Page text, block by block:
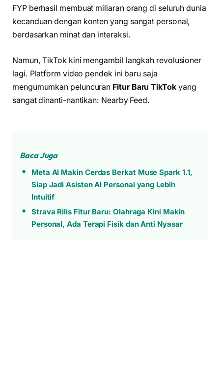
FYP berhasil membuat miliaran orang di seluruh dunia
kecanduan dengan konten yang sangat personal,
berdasarkan minat dan interaksi.
Namun, TikTok kini mengambil langkah revolusioner
lagi. Platform video pendek ini baru saja
mengumumkan peluncuran Fitur Baru TikTokyang
sangat dinanti-nantikan: Nearby Feed.
Baca Juga
Meta AI Makin Cerdas Berkat Muse Spark 1.1,
Siap Jadi Asisten AI Personal yang Lebih
Intuitif
Strava Rilis Fitur Baru: Olahraga Kini Makin
Personal, Ada Terapi Fisik dan Anti Nyasar